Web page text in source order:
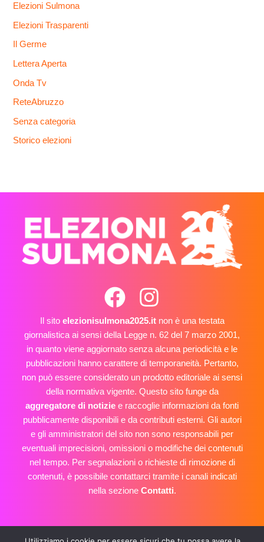
Elezioni Sulmona
Elezioni Trasparenti
Il Germe
Lettera Aperta
Onda Tv
ReteAbruzzo
Senza categoria
Storico elezioni
Il sito elezionisulmona2025.itnon è una testata
giornalistica ai sensi della Legge n. 62 del 7 marzo 2001,
in quanto viene aggiornato senza alcuna periodicità e le
pubblicazioni hanno carattere di temporaneità. Pertanto,
non può essere considerato un prodotto editoriale ai sensi
della normativa vigente. Questo sito funge da
aggregatore di notizie e raccoglie informazioni da fonti
pubblicamente disponibili e da contributi esterni. Gli autori
e gli amministratori del sito non sono responsabili per
eventuali imprecisioni, omissioni o modifiche dei contenuti
nel tempo. Per segnalazioni o richieste di rimozione di
contenuti, è possibile contattarci tramite i canali indicati
nella sezione Contatti.